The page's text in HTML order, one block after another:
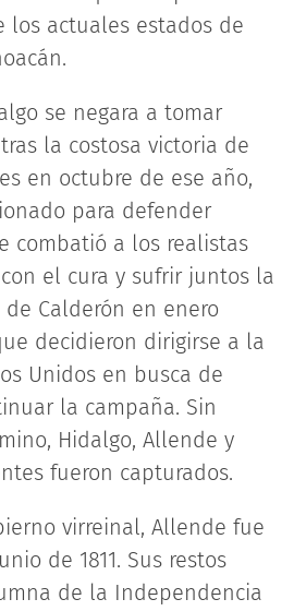
los actuales estados de
se negara a tomar
la costosa victoria de
en octubre de ese año,
para defender
combatió a los realistas
el cura y sufrir juntos la
Calderón en enero
decidieron dirigirse a la
Unidos en busca de
la campaña. Sin
Hidalgo, Allende y
fueron capturados.
virreinal, Allende fue
de 1811. Sus restos
de la Independencia